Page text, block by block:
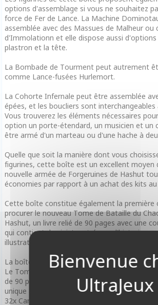
options d'assemblage si vous ne souhaitez
force de Fer de Lance. La Machine
assemblée avec des Massues de Malheur ou
d'Immolationn et elle dispose aussi
plastron et la tête.
La Bombade de Tourment peut autrement
comme Lance-fusées Hurlemort.
La Cohorte Infernale peut être assemblée
épées, et les boucliers sont interchangeables
Vous trouverez les éléments nécessaires
option un porte-étendard, un musicien et un
être armé d'un marteau ou d'une hache à
Quelle que soit la manière dont vous
figurines, cette boîte est un excellent moyen
nouvelle armée de Forgeruines de Hashut
économies par rapport à un achat des kits
Cette boîte constitue également la première
procurer le nouveau Tome de Bataille du
Hashut, un livre relié de 90 pages avec une
qui contient de sinistres trésors d'historique,
illustrations épiques.
La boîte contient également:
Le Tome de Bataille du Chaos: Helsmiths of
de 90 pages avec une couverture soyeuse et
unique à cette boîte
32x Cartes de charte des Forgeruines de